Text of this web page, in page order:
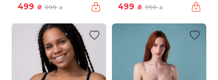
499 ₴ 999₴ 499 ₴ 999₴